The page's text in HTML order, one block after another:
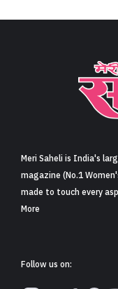
Meri Saheli is India's
magazine (No.1
made to touch every
More
Follow us on: